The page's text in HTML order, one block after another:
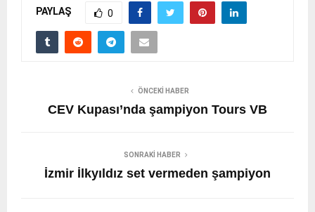
PAYLAŞ 0
ÖNCEKI HABER
CEV Kupası’nda şampiyon Tours VB
SONRAKI HABER
İzmir İlkyıldız set vermeden şampiyon